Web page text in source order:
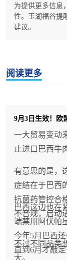
为提供更多信息
性。玉湖福谷提
建议。
阅读更多
9月3日生效！欧
一大贸易变动
止进口巴西牛
有意思的是，
症结在于巴西
抗菌药管控合
不合规，启动
巴西这边也在
端禁用阿伏帕
今年5月巴西
直到6月才敲
不过不同品类
大。